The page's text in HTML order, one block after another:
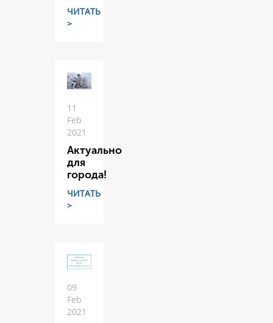
ЧИТАТЬ
>
11
Feb
2021
Актуально
для
города!
ЧИТАТЬ
>
09
Feb
2021